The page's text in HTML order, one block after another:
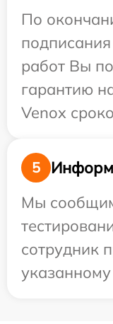
По
работ Вы
гарантию
Venox
5
Мы
сотрудник